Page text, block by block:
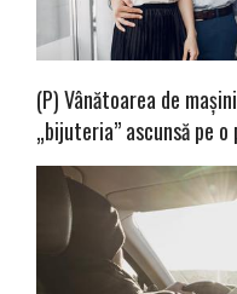
(P) Vânătoarea de
„bijuteria” ascunsă pe